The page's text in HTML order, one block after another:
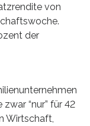
von
der
“nur” für 42
Wirtschaft,